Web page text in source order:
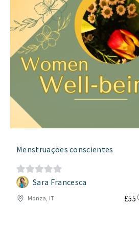
Menstruações conscientes
0
d
Sara Francesca
Monza, IT £55